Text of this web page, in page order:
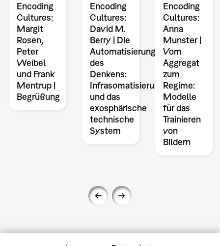
Encoding
Cultures:
Margit
Rosen,
Peter
Weibel
und Frank
Mentrup |
Begrüßung
Encoding
Cultures:
David M.
Berry | Die
Automatisierung
des
Denkens:
Infrasomatisierung
und das
exosphärische
technische
System
Encoding
Cultures:
Anna
Munster |
Vom
Aggregat
zum
Regime:
Modelle
für das
Trainieren
von
Bildern